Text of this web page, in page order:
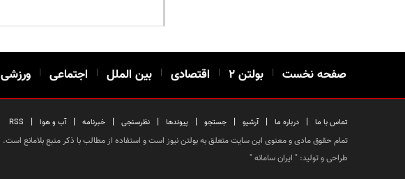
صفحه نخست | بولتن ۲ | اقتصادی | بین الملل | اجتماعی | ورزشی
تماس با ما | درباره ما | آرشیو | جستجو | پیوندها | نظرسنجی | خبرنامه | آب و هوا |
RSS
تمام حقوق مادی و معنوی این سایت متعلق به بولتن نیوز است و استفاده از مطالب با ذکر منبع بلامانع است.
طراحی و تولید: " ایران سامانه"